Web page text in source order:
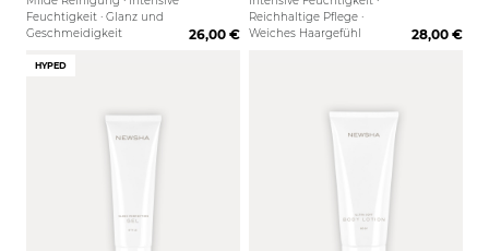
Feuchtigkeit · Glanz und
Geschmeidigkeit
26,00 €
Reichhaltige Pflege ·
Weiches Haargefühl
28,00 €
HYPED